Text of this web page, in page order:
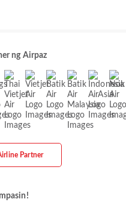
ng Airpaz
Partner